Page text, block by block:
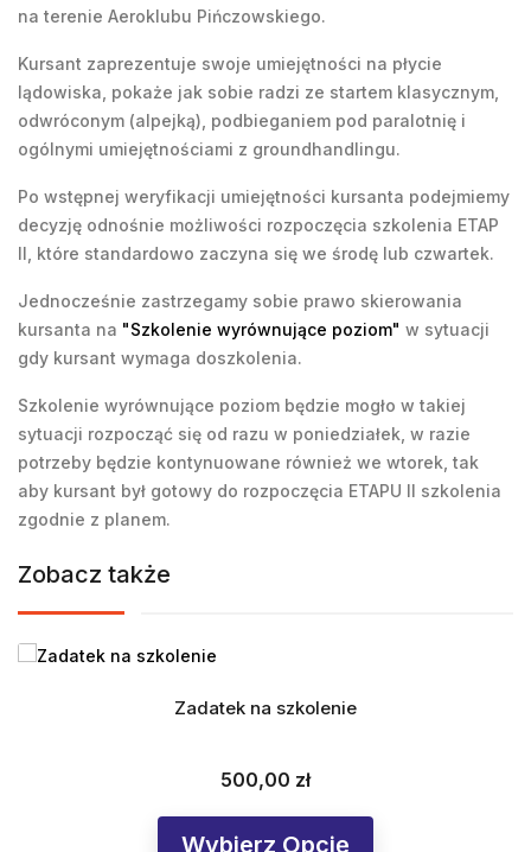
na terenie Aeroklubu Pińczowskiego.
Kursant zaprezentuje swoje umiejętności na płycie
lądowiska, pokaże jak sobie radzi ze startem klasycznym,
odwróconym (alpejką), podbieganiem pod paralotnię i
ogólnymi umiejętnościami z groundhandlingu.
Po wstępnej weryfikacji umiejętności kursanta podejmiemy
decyzję odnośnie możliwości rozpoczęcia szkolenia ETAP
II, które standardowo zaczyna się we środę lub czwartek.
Jednocześnie zastrzegamy sobie prawo skierowania
kursanta na "Szkolenie wyrównujące poziom" w sytuacji
gdy kursant wymaga doszkolenia.
Szkolenie wyrównujące poziom będzie mogło w takiej
sytuacji rozpocząć się od razu w poniedziałek, w razie
potrzeby będzie kontynuowane również we wtorek, tak
aby kursant był gotowy do rozpoczęcia ETAPU II szkolenia
zgodnie z planem.
Zobacz także
Zadatek na szkolenie
Cena
500,00 zł
Wybierz Opcję